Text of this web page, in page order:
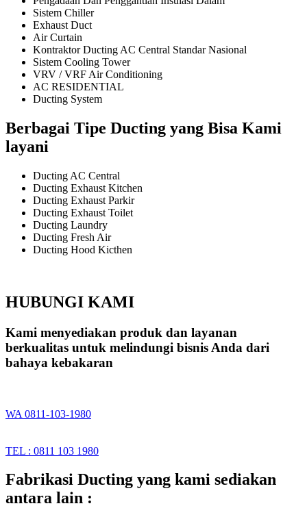
Sistem Chiller
Exhaust Duct
Air Curtain
Kontraktor Ducting AC Central Standar Nasional
Sistem Cooling Tower
VRV / VRF Air Conditioning
AC RESIDENTIAL
Ducting System
Berbagai Tipe Ducting yang Bisa Kami
layani
Ducting AC Central
Ducting Exhaust Kitchen
Ducting Exhaust Parkir
Ducting Exhaust Toilet
Ducting Laundry
Ducting Fresh Air
Ducting Hood Kicthen
HUBUNGI KAMI
Kami menyediakan produk dan layanan
berkualitas untuk melindungi bisnis Anda dari
bahaya kebakaran
WA 0811-103-1980
TEL : 0811 103 1980
Fabrikasi Ducting yang kami sediakan
antara lain :